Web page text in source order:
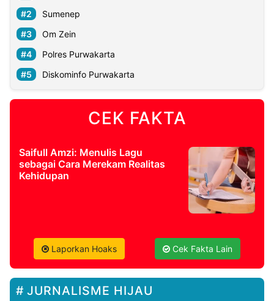
Sumenep
Om Zein
Polres Purwakarta
Diskominfo Purwakarta
CEK FAKTA
Saifull Amzi: Menulis Lagu
sebagai Cara Merekam Realitas
Kehidupan
Laporkan Hoaks Cek Fakta Lain
JURNALISME HIJAU